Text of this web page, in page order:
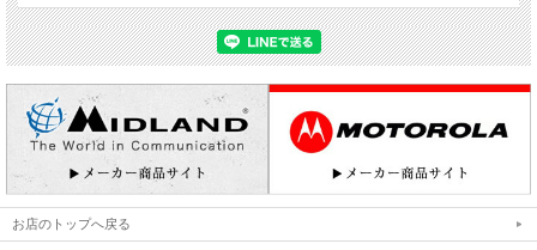
お店のトップへ戻る